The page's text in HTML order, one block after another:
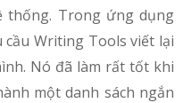
thống. Trong ứng dụng
Writing Tools viết lại
Nó đã làm rất tốt khi
một danh sách ngắn